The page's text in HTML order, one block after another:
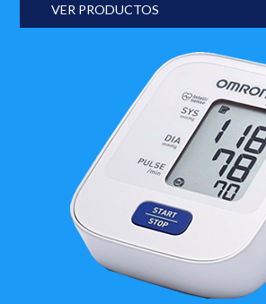
VER PRODUCTOS